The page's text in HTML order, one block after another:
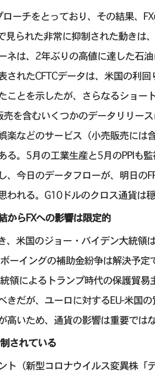
ーチをとっており、その結果、
見られた非常に抑制された動きは
ネは、2年ぶりの高値に達した石
れたCFTCデータは、米国の利
ことを示したが、さらなるショー
を含むいくつかのデータリリー
楽などのサービス（小売販売には
る。5月の工業生産と5月のPPIも
今日のデータフローが、明日の
れる。G10ドルのクロス通貨は
からFXへの影響は限定的
、米国のジョー・バイデン大統領
ーイングの補助金紛争は解決予
領によるトランプ時代の保護貿
だが、ユーロに対するEU-米国
いため、通貨の影響は重要ではな
されている
ト（新型コロナウイルス変異株「